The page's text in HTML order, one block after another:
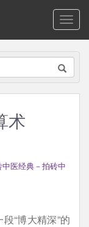
术
中医经典－拍砖中
“博大精深”的